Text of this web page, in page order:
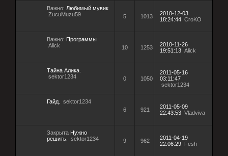
Важно: Любимый мувик
ZucuMuzu59
5 1013
2010-12-03
18:24:44 CroKO
Важно: Программы
Alick
10 1253
2010-11-26
19:51:13 Alick
Тайна Алика.
sektor1234
0 1050
2011-05-16
03:11:47
sektor1234
Гайд.
sektor1234
6
921
2011-05-09
22:43:53 Vladviva
Закрыта Нужно
решить.
sektor1234 9 962
2011-04-19
22:06:29 Fesh